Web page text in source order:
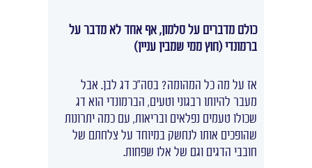
כולם מדברים על סלמון, אף אחד לא מדבר על
ברמונדי (חוץ ממי שמבין עניין)
אז על מה כל המהומה? בסה"כ דג לבן. אבל
מעבר להיותו רבגוני וטעים, הברמונדי הוא דג
שכולו טעמים נפלאים ובריאות, עם כמה יתרונות
שהופכים אותו לנחשק במיוחד על צלחתם של
חובבי הדגים וגם של אלו שפחות.